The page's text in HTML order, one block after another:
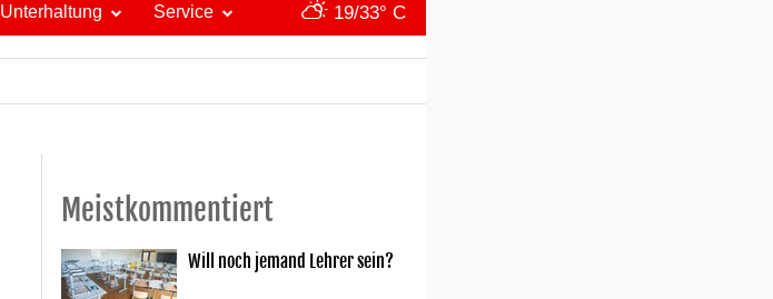
Unterhaltung Service 19/33° C
Meistkommentiert
Will noch jemand Lehrer sein?